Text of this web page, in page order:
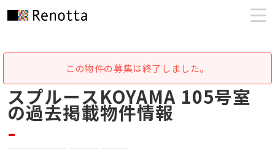
この物件の募集は終了しました。
スプルースKOYAMA 105号室
の過去掲載物件情報
-